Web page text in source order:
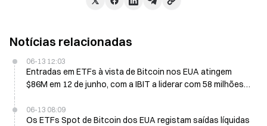
Notícias relacionadas
06-13 12:03
Entradas em ETFs à vista de Bitcoin nos EUA atingem
$86M em 12 de junho, com a IBIT a liderar com 58 milhões
06-13 08:09
Os ETFs Spot de Bitcoin dos EUA registam saídas líquidas